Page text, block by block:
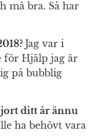
må bra. Så har
Jag var i
för Hjälp jag är
på bubblig
ditt år ännu
ha behövt vara